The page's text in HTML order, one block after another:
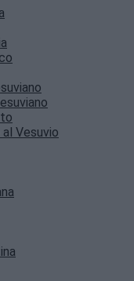
Vesuvio